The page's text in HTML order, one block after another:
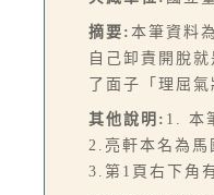
摘要: 本筆資料
自己卸責開脫
了面子「理屈
其他說明: 1. 本
2.亮軒本名為馬
3.第1頁右下角